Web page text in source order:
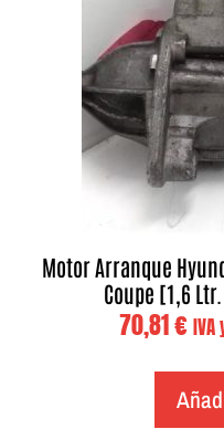
Motor Arranque
Coupe [1,6 Ltr.
70,81€